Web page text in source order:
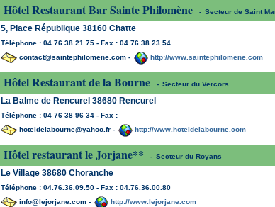
Hôtel Restaurant Bar Sainte Philomène - Secteur de Saint
5, Place République 38160 Chatte
Téléphone : 04 76 38 21 75 - Fax : 04 76 38 23 54
contact@saintephilomene.com -
http://www.saintephilomene.com
Hôtel Restaurant de la Bourne - Secteur du Vercors
La Balme de Rencurel 38680 Rencurel
Téléphone : 04 76 38 96 34 - Fax :
hoteldelabourne@yahoo.fr -
http://www.hoteldelabourne.com
Hôtel restaurant le Jorjane** - Secteur du Royans
Le Village 38680 Choranche
Téléphone : 04.76.36.09.50 - Fax : 04.76.36.00.80
info@lejorjane.com -
http://www.lejorjane.com